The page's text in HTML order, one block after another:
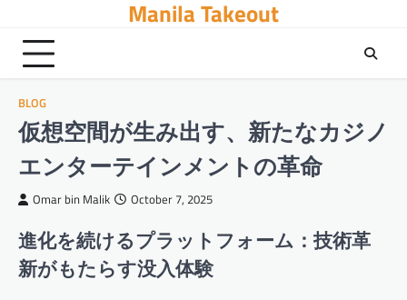
content
Manila Takeout
BLOG
仮想空間が生み出す、新たなカジノ
エンターテインメントの革命
Omar bin Malik October 7, 2025
進化を続けるプラットフォーム：技術革
新がもたらす没入体験